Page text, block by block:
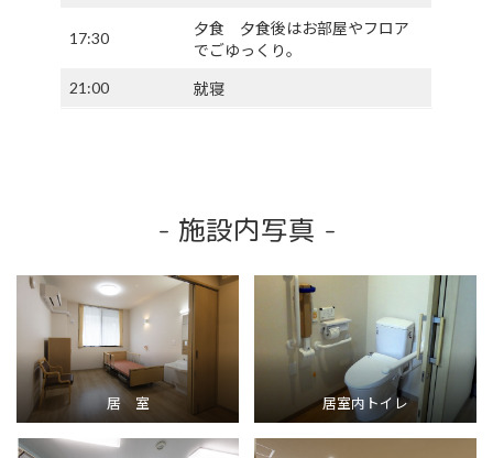
17:30
夕食 夕食後はお部屋やフロア
でごゆっくり。
21:00
就寝
- 施設内写真 -
居 室 居室内トイレ